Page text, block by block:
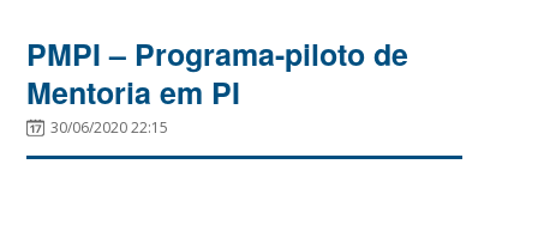
PMPI – Programa-piloto de
Mentoria em PI
30/06/2020 22:15